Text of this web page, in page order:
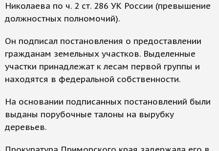
Николаева по ч. 2 ст. 286 УК России (превышение
должностных полномочий).
Он подписал постановления о предоставлении
гражданам земельных участков. Выделенные
участки принадлежат к лесам первой группы и
находятся в федеральной собственности.
На основании подписанных постановлений были
выданы порубочные талоны на вырубку
деревьев.